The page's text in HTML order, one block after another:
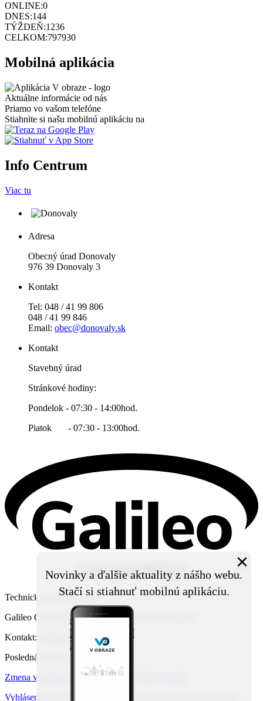
Novinky a ďalšie aktuality z nášho webu.
Stačí si stiahnuť mobilnú aplikáciu.
×
ONLINE:0
DNES:144
TÝŽDEŇ:1236
CELKOM:797930
Mobilná aplikácia
Aktuálne informácie od nás
Priamo vo vašom telefóne
Stiahnite si našu mobilnú aplikáciu na
Info Centrum
Viac tu
Adresa
Obecný úrad Donovaly
976 39 Donovaly 3
Kontakt
Tel: 048 / 41 99 806
048 / 41 99 846
Email: obec@donovaly.sk
Kontakt
Stavebný úrad
Stránkové hodiny:
Pondelok - 07:30 - 14:00hod.
Piatok - 07:30 - 13:00hod.
Technický prevádzkovateľ:
Galileo Corporation s.r.o., Čierna Voda 468, 925 06
Kontakt:
Galileo Corporation s.r.o.
Posledná aktualizácia: 6. 8. 2026
Zmena vzhľadu
Štruktúra stránok
Vyhlásenie o prístupnosti